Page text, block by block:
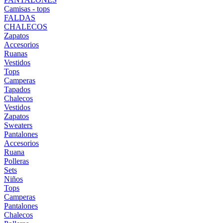
Camisas - tops
FALDAS
CHALECOS
Zapatos
Accesorios
Ruanas
Vestidos
Tops
Camperas
Tapados
Chalecos
Vestidos
Zapatos
Sweaters
Pantalones
Accesorios
Ruana
Polleras
Sets
Niños
Tops
Camperas
Pantalones
Chalecos